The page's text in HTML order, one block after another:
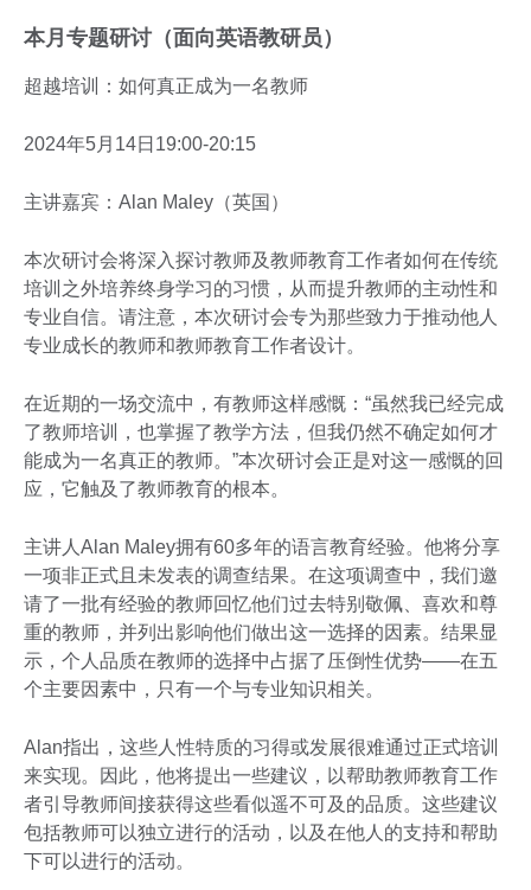
本月专题研讨（面向英语教研员）
超越培训：如何真正成为一名教师
2024年5月14日19:00-20:15
主讲嘉宾：Alan Maley（英国）
本次研讨会将深入探讨教师及教师教育工作者如何在传统
培训之外培养终身学习的习惯，从而提升教师的主动性和
专业自信。请注意，本次研讨会专为那些致力于推动他人
专业成长的教师和教师教育工作者设计。
在近期的一场交流中，有教师这样感慨：“虽然我已经完成
了教师培训，也掌握了教学方法，但我仍然不确定如何才
能成为一名真正的教师。”本次研讨会正是对这一感慨的回
应，它触及了教师教育的根本。
主讲人Alan Maley拥有60多年的语言教育经验。他将分享
一项非正式且未发表的调查结果。在这项调查中，我们邀
请了一批有经验的教师回忆他们过去特别敬佩、喜欢和尊
重的教师，并列出影响他们做出这一选择的因素。结果显
示，个人品质在教师的选择中占据了压倒性优势——在五
个主要因素中，只有一个与专业知识相关。
Alan指出，这些人性特质的习得或发展很难通过正式培训
来实现。因此，他将提出一些建议，以帮助教师教育工作
者引导教师间接获得这些看似遥不可及的品质。这些建议
包括教师可以独立进行的活动，以及在他人的支持和帮助
下可以进行的活动。